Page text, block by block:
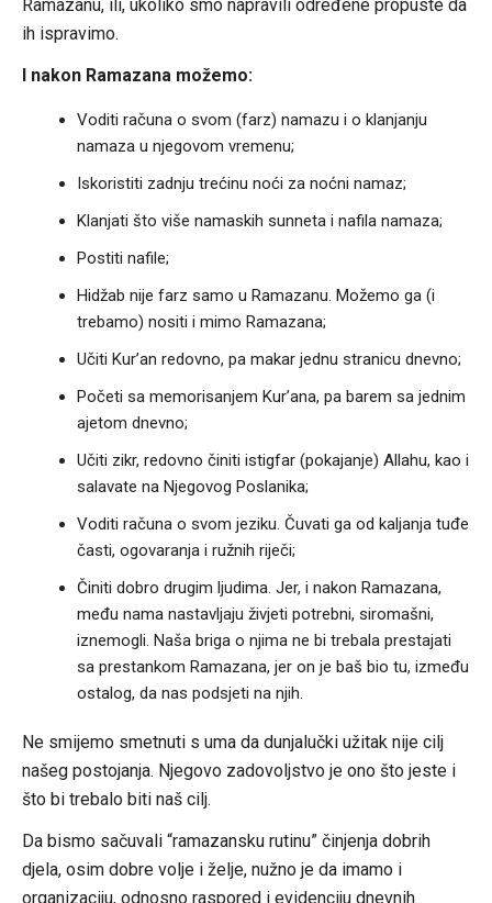
Ramazanu, ili, ukoliko smo napravili određene propuste da
ih ispravimo.
I nakon Ramazana možemo:
Voditi računa o svom (farz) namazu i o klanjanju
namaza u njegovom vremenu;
Iskoristiti zadnju trećinu noći za noćni namaz;
Klanjati što više namaskih sunneta i nafila namaza;
Postiti nafile;
Hidžab nije farz samo u Ramazanu. Možemo ga (i
trebamo) nositi i mimo Ramazana;
Učiti Kur’an redovno, pa makar jednu stranicu dnevno;
Početi sa memorisanjem Kur’ana, pa barem sa jednim
ajetom dnevno;
Učiti zikr, redovno činiti istigfar (pokajanje) Allahu, kao i
salavate na Njegovog Poslanika;
Voditi računa o svom jeziku. Čuvati ga od kaljanja tuđe
časti, ogovaranja i ružnih riječi;
Činiti dobro drugim ljudima. Jer, i nakon Ramazana,
među nama nastavljaju živjeti potrebni, siromašni,
iznemogli. Naša briga o njima ne bi trebala prestajati
sa prestankom Ramazana, jer on je baš bio tu, između
ostalog, da nas podsjeti na njih.
Ne smijemo smetnuti s uma da dunjalučki užitak nije cilj
našeg postojanja. Njegovo zadovoljstvo je ono što jeste i
što bi trebalo biti naš cilj.
Da bismo sačuvali “ramazansku rutinu” činjenja dobrih
djela, osim dobre volje i želje, nužno je da imamo i
organizaciju, odnosno raspored i evidenciju dnevnih